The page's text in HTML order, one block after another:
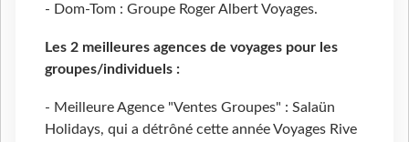
- Dom-Tom : Groupe Roger Albert Voyages.
Les 2 meilleures agences de voyages pour les
groupes/individuels :
- Meilleure Agence "Ventes Groupes" : Salaün
Holidays, qui a détrôné cette année Voyages Rive